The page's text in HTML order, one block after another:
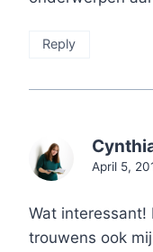
Reply
April 5,
Wat interessant!
trouwens ook